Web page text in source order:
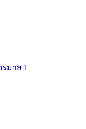
รมาส 1